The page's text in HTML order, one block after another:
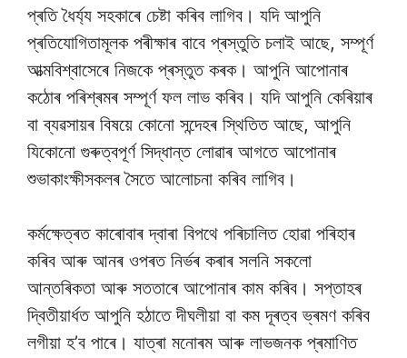
প্ৰতি ধৈৰ্য্য সহকাৰে চেষ্টা কৰিব লাগিব। যদি আপুনি
প্ৰতিযোগিতামূলক পৰীক্ষাৰ বাবে প্ৰস্তুতি চলাই আছে, সম্পূৰ্ণ
আত্মবিশ্বাসেৰে নিজকে প্ৰস্তুত কৰক। আপুনি আপোনাৰ
কঠোৰ পৰিশ্ৰমৰ সম্পূৰ্ণ ফল লাভ কৰিব। যদি আপুনি কেৰিয়াৰ
বা ব্যৱসায়ৰ বিষয়ে কোনো সন্দেহৰ স্থিতিত আছে, আপুনি
যিকোনো গুৰুত্বপূৰ্ণ সিদ্ধান্ত লোৱাৰ আগতে আপোনাৰ
শুভাকাংক্ষীসকলৰ সৈতে আলোচনা কৰিব লাগিব।
কৰ্মক্ষেত্ৰত কাৰোবাৰ দ্বাৰা বিপথে পৰিচালিত হোৱা পৰিহাৰ
কৰিব আৰু আনৰ ওপৰত নিৰ্ভৰ কৰাৰ সলনি সকলো
আন্তৰিকতা আৰু সততাৰে আপোনাৰ কাম কৰিব। সপ্তাহৰ
দ্বিতীয়াৰ্ধত আপুনি হঠাতে দীঘলীয়া বা কম দূৰত্ব ভ্ৰমণ কৰিব
লগীয়া হ’ব পাৰে। যাত্ৰা মনোৰম আৰু লাভজনক প্ৰমাণিত